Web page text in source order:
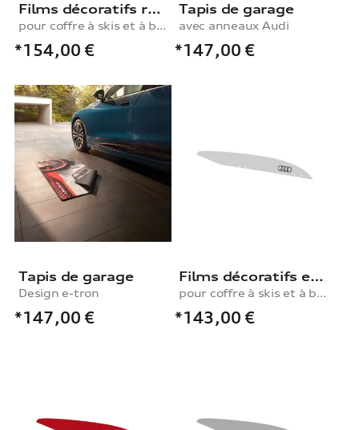
Films décoratifs rouge métallisé
pour coffre à skis et à bagages, 430 l
*154,00 €
Tapis de garage
avec anneaux Audi
*147,00 €
Tapis de garage
Design e-tron
*147,00 €
Films décoratifs en blanc glacier pour coffre à skis et à bagages, 250 l
pour coffre à skis et à bagages, 250 l
*143,00 €